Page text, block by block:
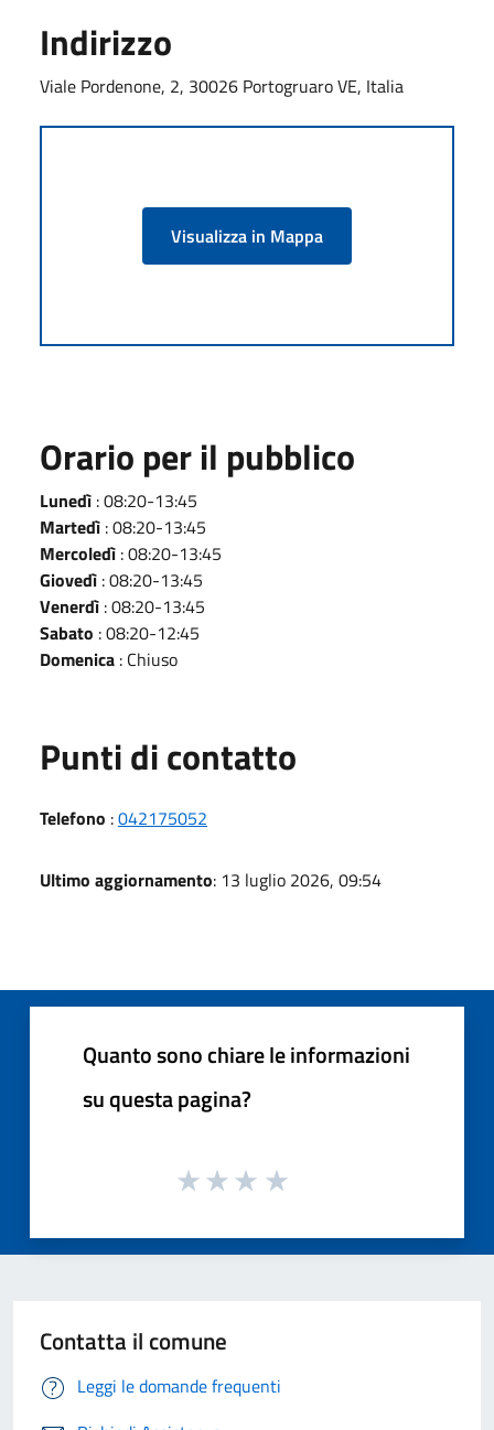
Indirizzo
Viale Pordenone, 2, 30026 Portogruaro VE, Italia
Visualizza in Mappa
Orario per il pubblico
Lunedì : 08:20-13:45
Martedì : 08:20-13:45
Mercoledì : 08:20-13:45
Giovedì : 08:20-13:45
Venerdì : 08:20-13:45
Sabato : 08:20-12:45
Domenica : Chiuso
Punti di contatto
Telefono :042175052
Ultimo aggiornamento: 13 luglio 2026, 09:54
Quanto sono chiare le informazioni
su questa pagina?
Contatta il comune
Leggi le domande frequenti